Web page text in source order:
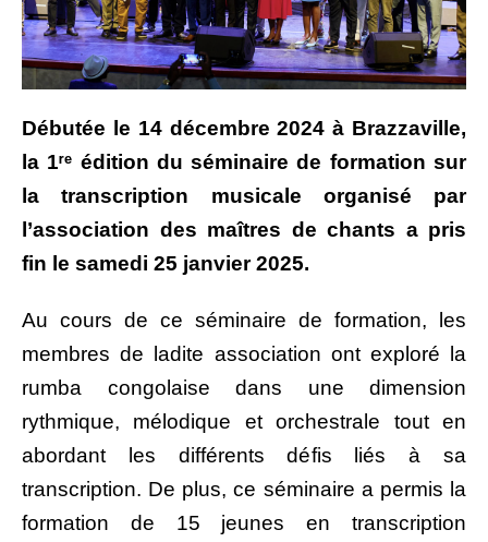
Débutée le 14 décembre 2024 à Brazzaville,
la 1ʳᵉ édition du séminaire de formation sur
la transcription musicale organisé par
l’association des maîtres de chants a pris
fin le samedi 25 janvier 2025.
Au cours de ce séminaire de formation, les
membres de ladite association ont exploré la
rumba congolaise dans une dimension
rythmique, mélodique et orchestrale tout en
abordant les différents défis liés à sa
transcription. De plus, ce séminaire a permis la
formation de 15 jeunes en transcription